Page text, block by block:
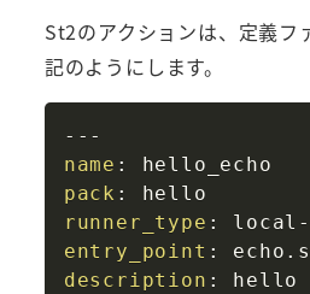
St2のアクションは、定義フ
記のようにします。
---
name :
pack :
runner_type : local -
entry_point :
description :